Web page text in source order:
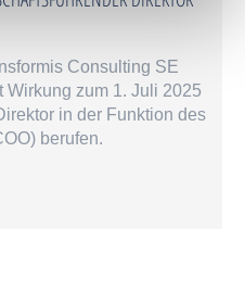
Consulting SE
Wirkung zum 1. Juli 2025
in der Funktion des
berufen.